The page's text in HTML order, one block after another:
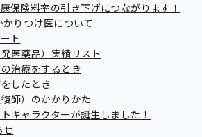
保険料率の引き下げにつながります！
りつけ医について
ト
医薬品）実績リスト
治療をするとき
したとき
師）のかかりかた
キャラクターが誕生しました！
せ
ついては、当時の資料番号・日付が
があります。ご了承ください。